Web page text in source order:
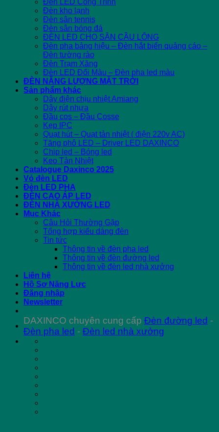
Đèn kho lạnh
Đèn sân tennis
Đèn sân bóng đá
ĐÈN LED CHO SÂN CẦU LÔNG
Đèn pha bảng hiệu – Đèn hắt biển quảng cáo –
Đèn tường rào
Đèn Trạm Xăng
Đèn LED Đổi Màu – Đèn pha led màu
ĐÈN NĂNG LƯỢNG MẶT TRỜI
Sản phẩm khác
Dây điện chịu nhiệt Amiang
Dây rút nhựa
Đầu cos – Đầu Cosse
Kẹp IPC
Quạt hút – Quạt tản nhiệt ( điện 220v AC)
Tăng phô LED – Driver LED DAXINCO
Chip led – Bóng led
Keo Tản Nhiệt
Catalogue Daxinco 2025
Vỏ đèn LED
Đèn LED PHA
ĐÈN CAO ÁP LED
ĐÈN NHÀ XƯỞNG LED
Mục Khác
Câu Hỏi Thường Gặp
Tổng hợp kiểu dáng đèn
Tin tức
Thông tin về đèn pha led
Thông tin về đèn đường led
Thông tin về đèn led nhà xưởng
Liên hệ
Hồ Sơ Năng Lực
Đăng nhập
Newsletter
DAXINCO chuyên cung cấp Đèn đường led -
Đèn pha led - Đèn led nhà xưởng